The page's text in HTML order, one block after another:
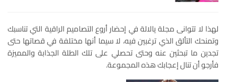
لهذا لا تتوانى مجلة يالالة في إحضار أروع التصاميم الراقية التي تناسبك
وتمنحك التألق الذي ترغبين فيه، لا سيما أنها مختلفة في قصاتها حتى
تجدين ما تبحثين عنه وحتى تحصلي على تلك الطلة الجذابة والمميزة
فأرجو أن تنال إعجابك هذه المجموعة.